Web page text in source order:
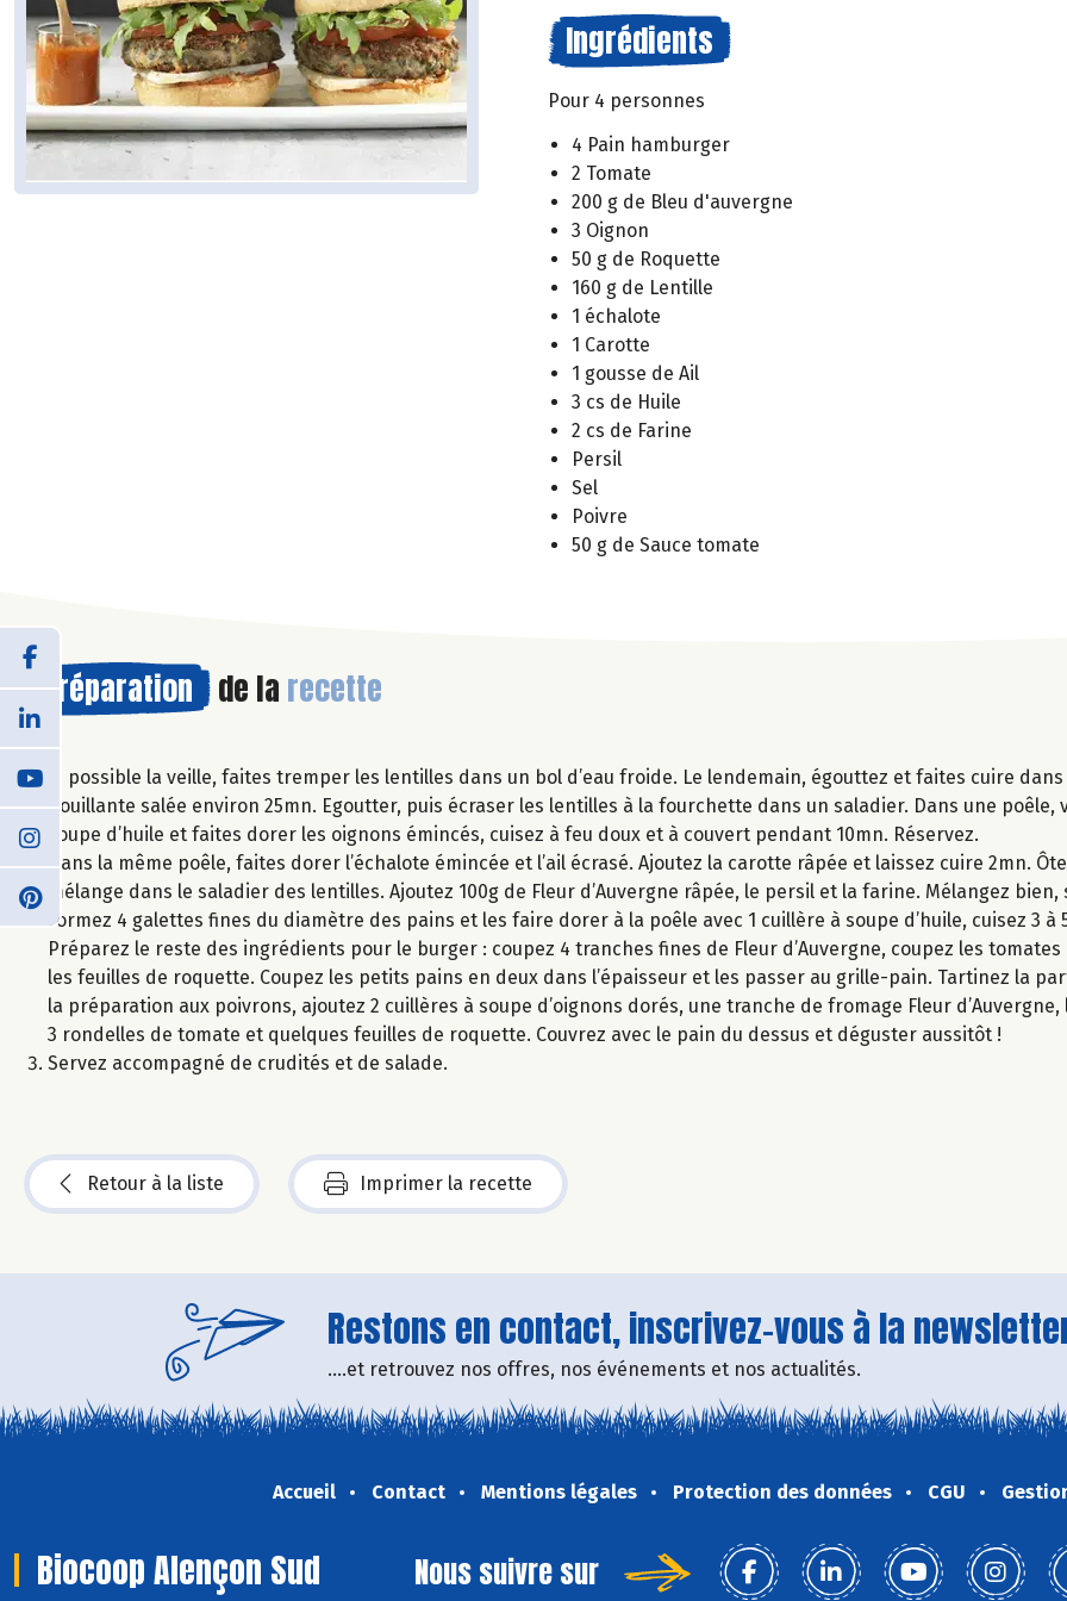
Ingrédients
Pour 4 personnes
4 Pain hamburger
2 Tomate
200 g de Bleu d'auvergne
3 Oignon
50 g de Roquette
160 g de Lentille
1 échalote
1 Carotte
1 gousse de Ail
3 cs de Huile
2 cs de Farine
Persil
Sel
Poivre
50 g de Sauce tomate
Préparation de la recette
Si possible la veille, faites tremper les lentilles dans un bol d’eau froide. Le lendemain, égouttez et faites cuire dans
bouillante salée environ 25mn. Egoutter, puis écraser les lentilles à la fourchette dans un saladier. Dans une poêle,
soupe d’huile et faites dorer les oignons émincés, cuisez à feu doux et à couvert pendant 10mn. Réservez.
Dans la même poêle, faites dorer l’échalote émincée et l’ail écrasé. Ajoutez la carotte râpée et laissez cuire 2mn.
mélange dans le saladier des lentilles. Ajoutez 100g de Fleur d’Auvergne râpée, le persil et la farine. Mélangez
Formez 4 galettes fines du diamètre des pains et les faire dorer à la poêle avec 1 cuillère à soupe d’huile, cuisez 3 à
Préparez le reste des ingrédients pour le burger : coupez 4 tranches fines de Fleur d’Auvergne, coupez les
les feuilles de roquette. Coupez les petits pains en deux dans l’épaisseur et les passer au grille-pain. Tartinez la
la préparation aux poivrons, ajoutez 2 cuillères à soupe d’oignons dorés, une tranche de fromage Fleur
3 rondelles de tomate et quelques feuilles de roquette. Couvrez avec le pain du dessus et déguster aussitôt !
Servez accompagné de crudités et de salade.
Retour à la liste Imprimer la recette
Restons en contact, inscrivez-vous à la
....et retrouvez nos offres, nos événements et nos actualités.
Accueil Contact Mentions légales Protection des données CGU
Biocoop Alençon Sud Nous suivre sur